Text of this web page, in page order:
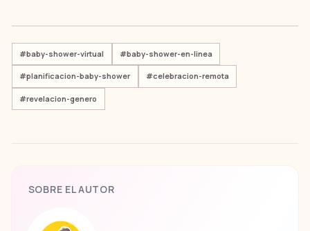
#baby-shower-virtual #baby-shower-en-linea
#planificacion-baby-shower #celebracion-remota
#revelacion-genero
SOBRE EL AUTOR